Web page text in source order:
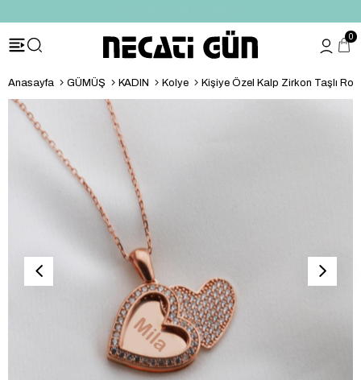
0
Anasayfa GÜMÜŞ KADIN Kolye Kişiye Özel Kalp Zirkon Taşlı Rose Gold